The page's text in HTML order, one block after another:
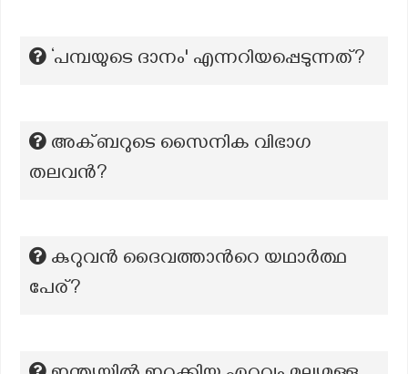
‘പമ്പയുടെ ദാനം' എന്നറിയപ്പെടുന്നത്?
അക്ബറുടെ സൈനിക വിഭാഗ
തലവൻ?
കുറുവന്‍ ദൈവത്താന്‍റെ യഥാര്‍ത്ഥ
പേര്?